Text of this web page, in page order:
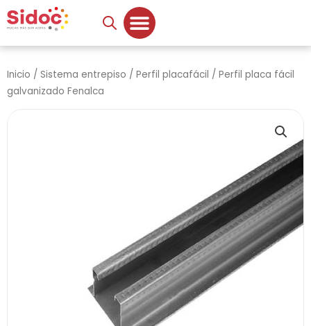
al
contenido
Inicio / Sistema entrepiso / Perfil placafácil / Perfil placa fácil
galvanizado Fenalca